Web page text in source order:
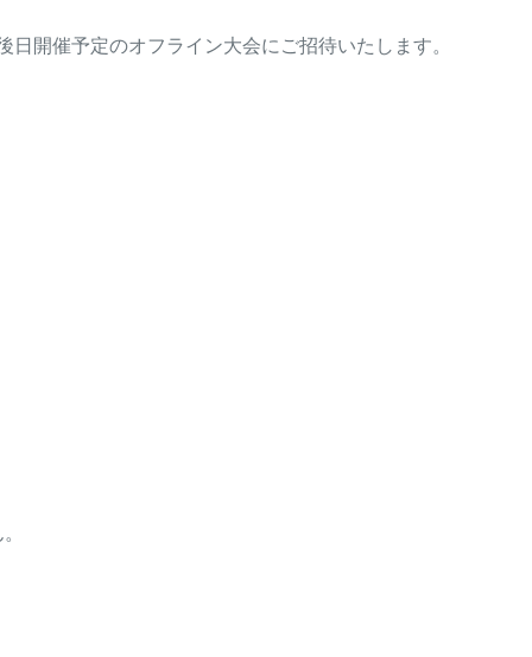
開催予定のオフライン大会にご招待いたします。